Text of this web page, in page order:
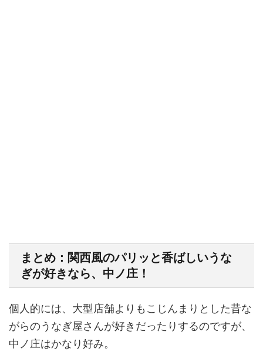
まとめ：関西風のパリッと香ばしいうな
ぎが好きなら、中ノ庄！
個人的には、大型店舗よりもこじんまりとした昔な
がらのうなぎ屋さんが好きだったりするのですが、
中ノ庄はかなり好み。